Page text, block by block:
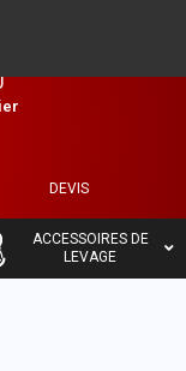
DEVIS
–
ACCESSOIRES DE
LEVAGE